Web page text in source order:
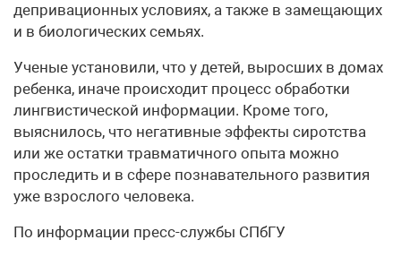
депривационных условиях, а также в замещающих
и в биологических семьях.
Ученые установили, что у детей, выросших в домах
ребенка, иначе происходит процесс обработки
лингвистической информации. Кроме того,
выяснилось, что негативные эффекты сиротства
или же остатки травматичного опыта можно
проследить и в сфере познавательного развития
уже взрослого человека.
По информации пресс-службы СПбГУ